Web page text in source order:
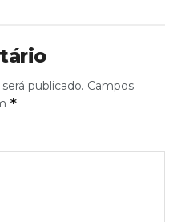
publicado. Campos
*